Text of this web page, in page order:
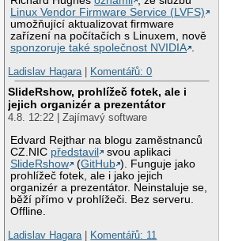
Linux Vendor Firmware Service (LVFS)
umožňující aktualizovat firmware
zařízení na počítačích s Linuxem, nově
sponzoruje také společnost NVIDIA .
Ladislav Hagara | Komentářů: 0
SlideRshow, prohlížeč fotek, ale i
jejich organizér a prezentátor
4.8. 12:22 | Zajímavý software
Edvard Rejthar na blogu zaměstnanců
CZ.NIC představil
svou aplikaci
SlideRshow
(GitHub ). Funguje jako
prohlížeč fotek, ale i jako jejich
organizér a prezentátor. Neinstaluje se,
běží přímo v prohlížeči. Bez serveru.
Offline.
Ladislav Hagara | Komentářů: 11